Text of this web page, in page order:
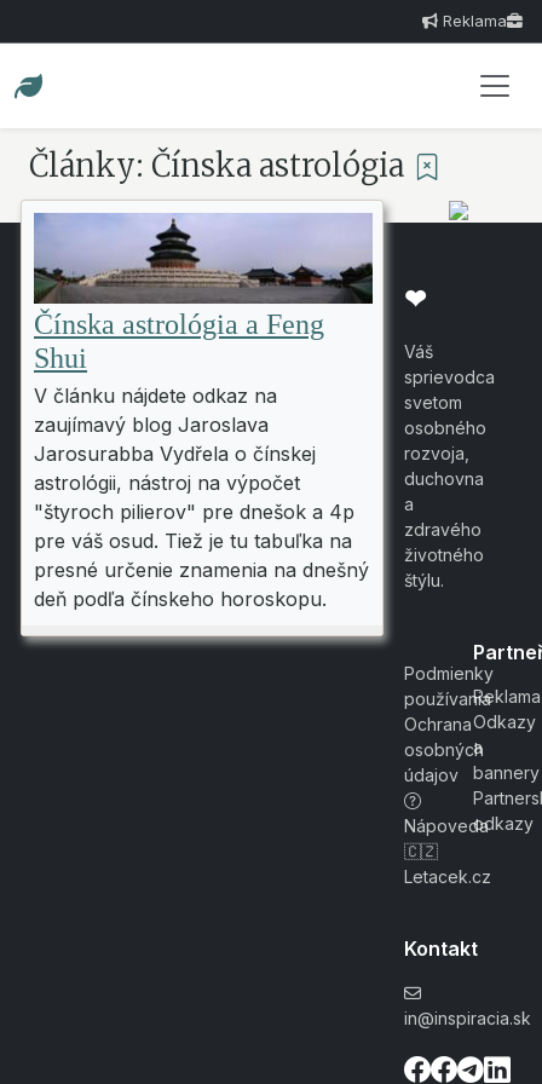
Reklama
Články: Čínska astrológia
Čínska astrológia a Feng
Shui
V článku nájdete odkaz na
zaujímavý blog Jaroslava
Jarosurabba Vydřela o čínskej
astrológii, nástroj na výpočet
"štyroch pilierov" pre dnešok a 4p
pre váš osud. Tiež je tu tabuľka na
presné určenie znamenia na dnešný
deň podľa čínskeho horoskopu.
❤
Váš
sprievodca
svetom
osobného
rozvoja,
duchovna
a
zdravého
životného
štýlu.
Podmienky
používania
Ochrana
osobných
údajov
Nápoveda
🇨🇿
Letacek.cz
Reklama
Odkazy
a
bannery
odkazy
Kontakt
in@inspiracia.sk